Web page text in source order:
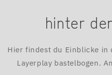
hinter
Hier findest du Einblicke in
Layerplay bastelbogen.